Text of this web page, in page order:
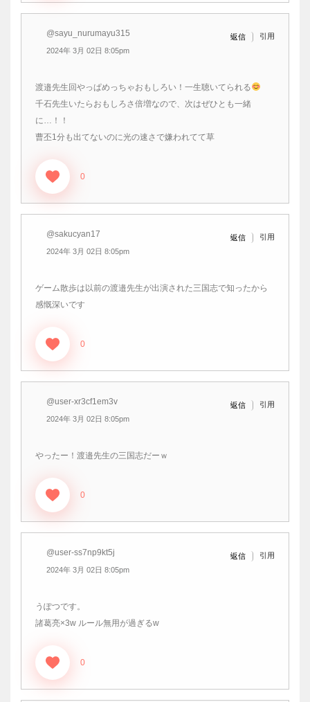
@sayu_nurumayu315
2024年 3月 02日 8:05pm
返信 引用
渡邉先生回やっぱめっちゃおもしろい！一生聴いてられる
千石先生いたらおもしろさ倍増なので、次はぜひとも一緒
に…！！
曹丕1分も出てないのに光の速さで嫌われてて草
0
@sakucyan17
2024年 3月 02日 8:05pm
返信 引用
ゲーム散歩は以前の渡邉先生が出演された三国志で知ったから
感慨深いです
0
@user-xr3cf1em3v
2024年 3月 02日 8:05pm
返信 引用
やったー！渡邉先生の三国志だーｗ
0
@user-ss7np9kt5j
2024年 3月 02日 8:05pm
返信 引用
うぽつです。
諸葛亮×3w ルール無用が過ぎるw
0